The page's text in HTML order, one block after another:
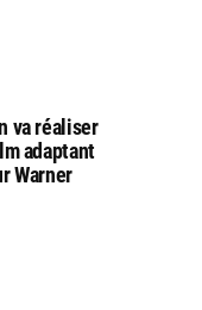
va réaliser
adaptant
Warner